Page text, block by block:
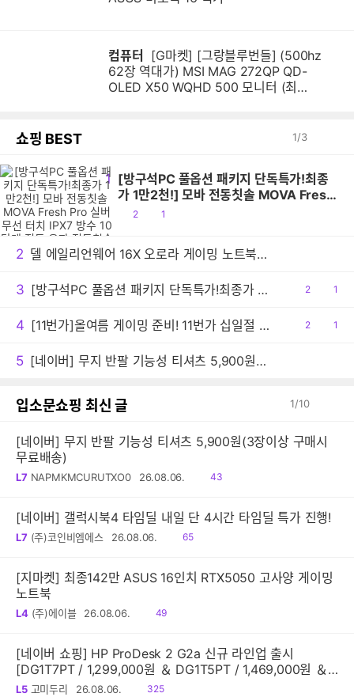
컴퓨터
62장 역대가) MSI MAG 272QP QD-
OLED X50 WQHD 500 모니터 (최
쇼핑 BEST 1/3
1 [방구석PC 풀옵션 패키지 단독특가!최종
가 1만2천!] 모바 전동칫솔 MOVA Fresh
Pro 실버 무선 터치 IPX7 방수 10단계 진
공
2
댓1
2 델 에일리언웨어 16X 오로라 게이밍 노트북 신규출시 기념 포토 리뷰 이벤트 진행
3 [방구석PC 풀옵션 패키지 단독특가!최종가 1만2천!] 모바 전동칫솔 MOVA Fresh Pro 실버 무선 터치 IPX7 방수 10단계 진동 음파 전동칫솔
공
2
댓1
4 [11번가]올여름 게이밍 준비! 11번가 십일절 ASUS TUF A14 특가
공
2
댓1
5 [네이버] 무지 반팔 기능성 티셔츠 5,900원(3장이상 구매시 무료배송)
입소문쇼핑 최신 글 1/10
[네이버] 무지 반팔 기능성 티셔츠 5,900원(3장이상 구매시
무료배송)
L7 NAPMKMCURUTXO0 26.08.06.
읽
43
[네이버] 갤럭시북4 타임딜 내일 단 4시간 타임딜 특가 진행!
L7 (주)코인비엠에스 26.08.06.
읽
65
[지마켓] 최종142만 ASUS 16인치 RTX5050 고사양 게이밍
노트북
L4 (주)에이블 26.08.06.
읽
49
[네이버 쇼핑] HP ProDesk 2 G2a 신규 라인업 출시
[DG1T7PT / 1,299,000원 ＆ DG1T5PT / 1,469,000원 ＆
DG1Q4PT / 1,599,000원]
L5 고미두리 26.08.06.
읽
325